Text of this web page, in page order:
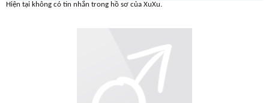
Hiện tại không có tin nhắn trong hồ sơ của XuXu.